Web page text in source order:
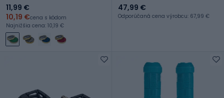
11,99 €
10,19 €cena s kódom
Najnižšia cena: 10,19 €
47,99 €
Odporúčaná cena výrobcu: 67,99 €